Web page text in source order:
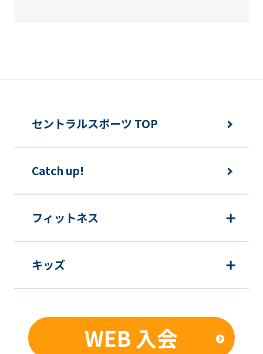
セントラルスポーツ TOP
Catch up!
フィットネス
キッズ
WEB 入会